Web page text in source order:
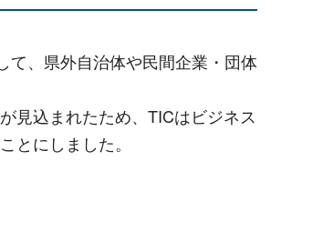
て、県外自治体や民間企業・団体
見込まれたため、TICはビジネス
とにしました。